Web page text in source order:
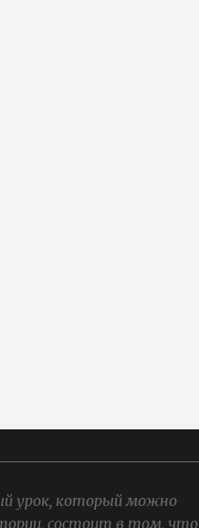
урок, который можно
состоит в том, что